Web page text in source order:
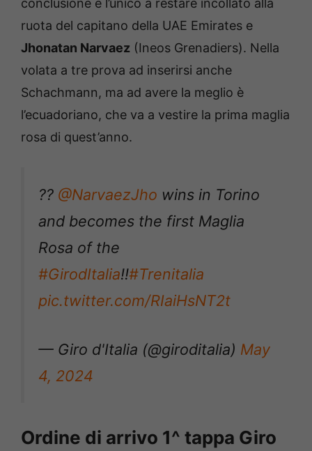
ruota del capitano della UAE Emirates e
Jhonatan Narvaez (Ineos Grenadiers). Nella
volata a tre prova ad inserirsi anche
Schachmann, ma ad avere la meglio è
l’ecuadoriano, che va a vestire la prima maglia
rosa di quest’anno.
?? @NarvaezJho wins in Torino
and becomes the first Maglia
Rosa of the
#GirodItalia!!#Trenitalia
pic.twitter.com/RIaiHsNT2t
— Giro d'Italia (@giroditalia) May
4, 2024
Ordine di arrivo 1^ tappa Giro